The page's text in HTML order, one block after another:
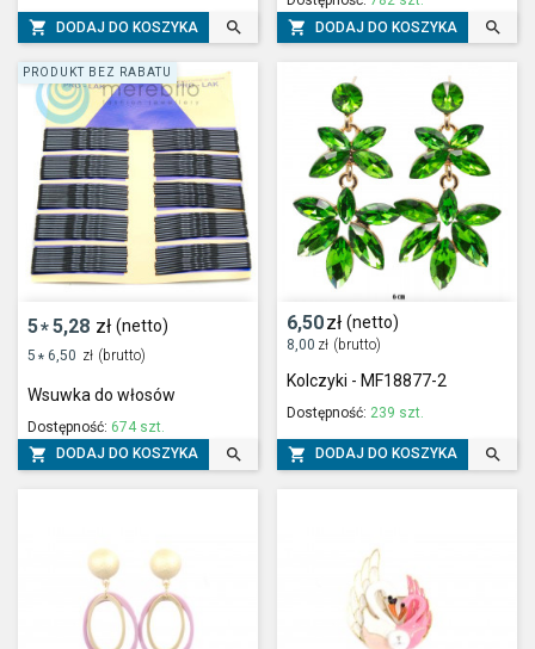
 DODAJ DO KOSZYKA   DODAJ DO KOSZYKA 
5*5,28 zł (netto)
5 * 6,50 zł (brutto)
Wsuwka do włosów
Dostępność: 674 szt.
 DODAJ DO KOSZYKA 
PRODUKT BEZ RABATU
6,50zł (netto)
8,00 zł (brutto)
Kolczyki - MF18877-2
Dostępność: 239 szt.
 DODAJ DO KOSZYKA 